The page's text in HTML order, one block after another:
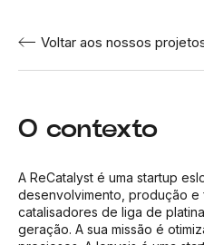
Voltar aos nossos
O contexto
A ReCatalyst é uma startup
desenvolvimento, produção
catalisadores de liga de
geração. A sua missão é